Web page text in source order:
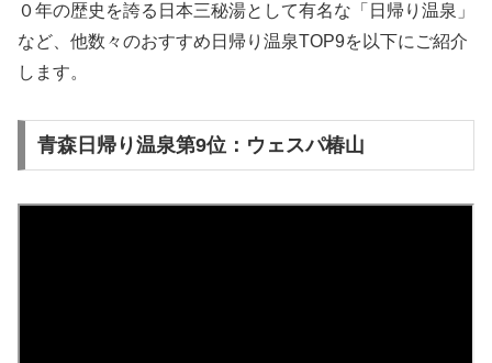
０年の歴史を誇る日本三秘湯として有名な「日帰り温泉」
など、他数々のおすすめ日帰り温泉TOP9を以下にご紹介
します。
青森日帰り温泉第9位：ウェスパ椿山